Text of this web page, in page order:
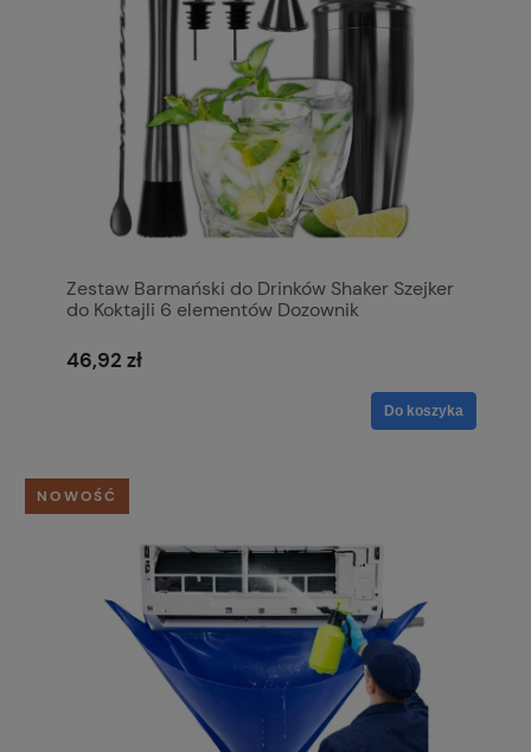
Zestaw Barmański do Drinków Shaker Szejker
do Koktajli 6 elementów Dozownik
46,92 zł
Do koszyka
NOWOŚĆ